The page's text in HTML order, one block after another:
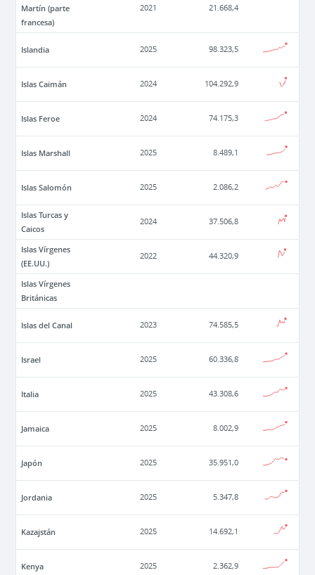
Martín (parte
francesa)
2021 21.668,4
Islandia 2025 98.323,5
Islas Caimán 2024 104.292,9
Islas Feroe 2024 74.175,3
Islas Marshall 2025 8.489,1
Islas Salomón 2025 2.086,2
Islas Turcas y
Caicos
2024 37.506,8
Islas Vírgenes
(EE.UU.)
2022 44.320,9
Islas Vírgenes
Británicas
Islas del Canal 2023 74.585,5
Israel 2025 60.336,8
Italia 2025 43.308,6
Jamaica 2025 8.002,9
Japón 2025 35.951,0
Jordania 2025 5.347,8
Kazajstán 2025 14.692,1
Kenya 2025 2.362,9